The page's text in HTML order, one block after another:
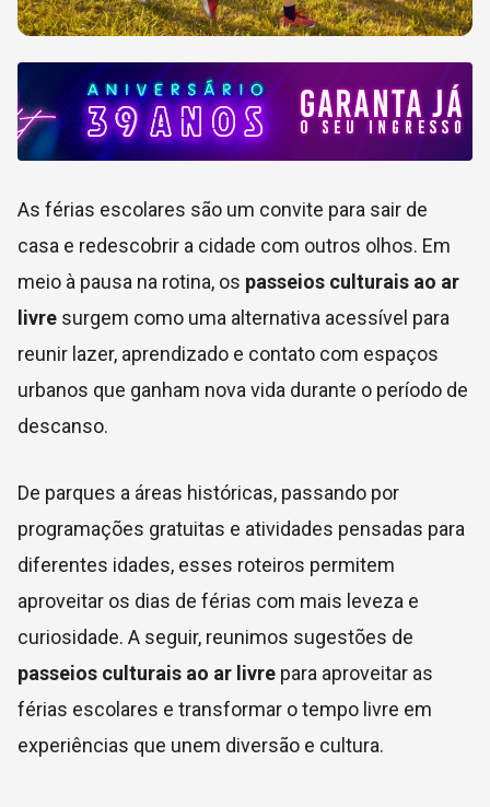
As férias escolares são um convite para sair de
casa e redescobrir a cidade com outros olhos. Em
meio à pausa na rotina, os passeios culturais ao ar
livre surgem como uma alternativa acessível para
reunir lazer, aprendizado e contato com espaços
urbanos que ganham nova vida durante o período de
descanso.
De parques a áreas históricas, passando por
programações gratuitas e atividades pensadas para
diferentes idades, esses roteiros permitem
aproveitar os dias de férias com mais leveza e
curiosidade. A seguir, reunimos sugestões de
passeios culturais ao ar livre para aproveitar as
férias escolares e transformar o tempo livre em
experiências que unem diversão e cultura.